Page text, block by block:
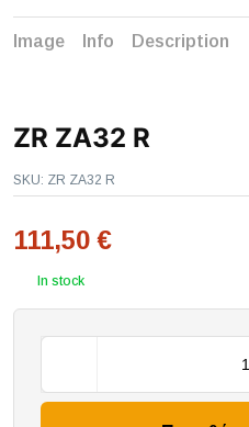
Image Info Description
ZR ZA32 R
SKU: ZR ZA32 R
111,50€
In stock